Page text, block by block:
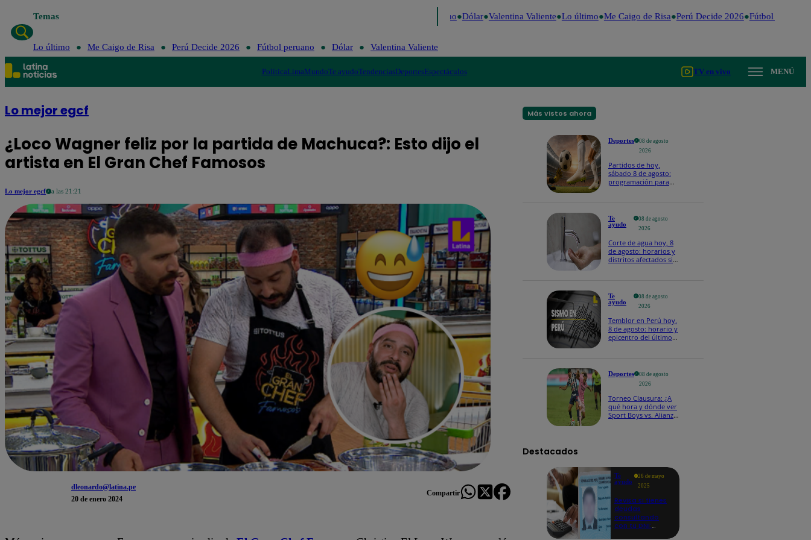
Temas Fútbol peruano Dólar Valentina Valiente Lo último Me Caigo de Risa Perú Decide 2026 Fútbol peruano
Lo último Me Caigo de Risa Perú Decide 2026 Fútbol peruano Dólar Valentina Valiente
PolíticaLimaMundoTe ayudoTendenciasDeportesEspectáculos TV en vivo MENÚ
Lo mejor egcf
¿Loco Wagner feliz por la partida de Machuca?: Esto dijo el
artista en El Gran Chef Famosos
Lo mejor egcf a las 21:21
dleonardo@latina.pe
20 de enero 2024
Compartir
Más vistos ahora
Deportes
08 de agosto
2026
Partidos de hoy,
sábado 8 de agosto:
programación para
Te
ayudo
08 de agosto
2026
Corte de agua hoy, 8
de agosto: horarios y
distritos afectados sin
Te
ayudo
08 de agosto
2026
Temblor en Perú hoy,
8 de agosto: horario y
epicentro del último
Deportes
08 de agosto
2026
Torneo Clausura: ¿A
qué hora y dónde ver
Sport Boys vs. Alianza
Destacados
Te
ayudo
26 de mayo
2025
Revisa si tienes
deudas
consultando
con tu DNI: